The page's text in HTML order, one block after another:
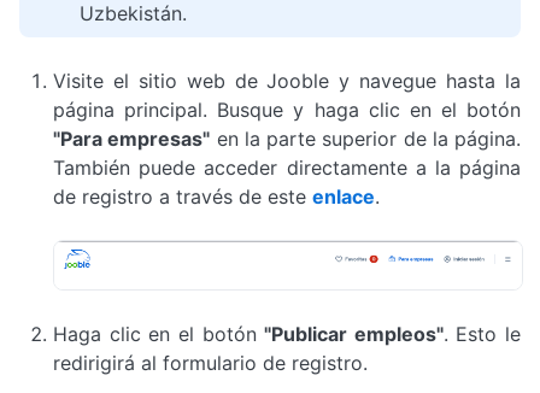
Uzbekistán.
Visite el sitio web de Jooble y navegue hasta la
página principal. Busque y haga clic en el botón
"Para empresas" en la parte superior de la página.
También puede acceder directamente a la página
de registro a través de este enlace.
Haga clic en el botón"Publicar empleos". Esto le
redirigirá al formulario de registro.